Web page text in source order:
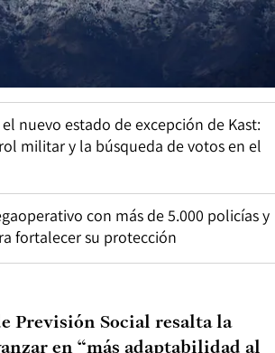
nuevo estado de excepción de Kast:
militar y la búsqueda de votos en el
con más de 5.000 policías y
fortalecer su protección
Previsión Social resalta la
en “más adaptabilidad al